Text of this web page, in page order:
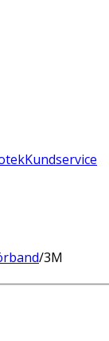
Kundservice
/3M